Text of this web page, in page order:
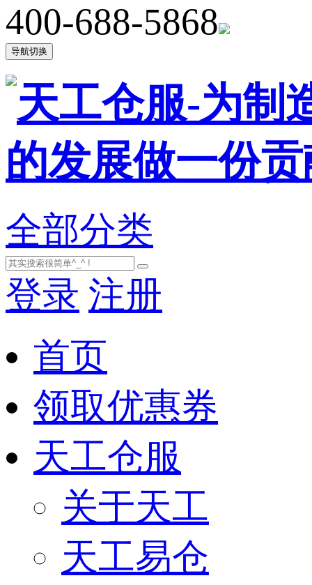
400-688-5868
导航切换
全部分类
登录 注册
首页
领取优惠券
天工仓服
关于天工
天工易仓